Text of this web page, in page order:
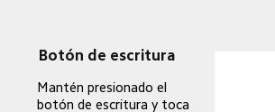
Botón de escritura
Mantén presionado el
botón de escritura y toca